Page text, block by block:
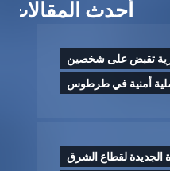
أحدث المقالات
تقبض على شخصين
الجديدة لقطاع الشرق